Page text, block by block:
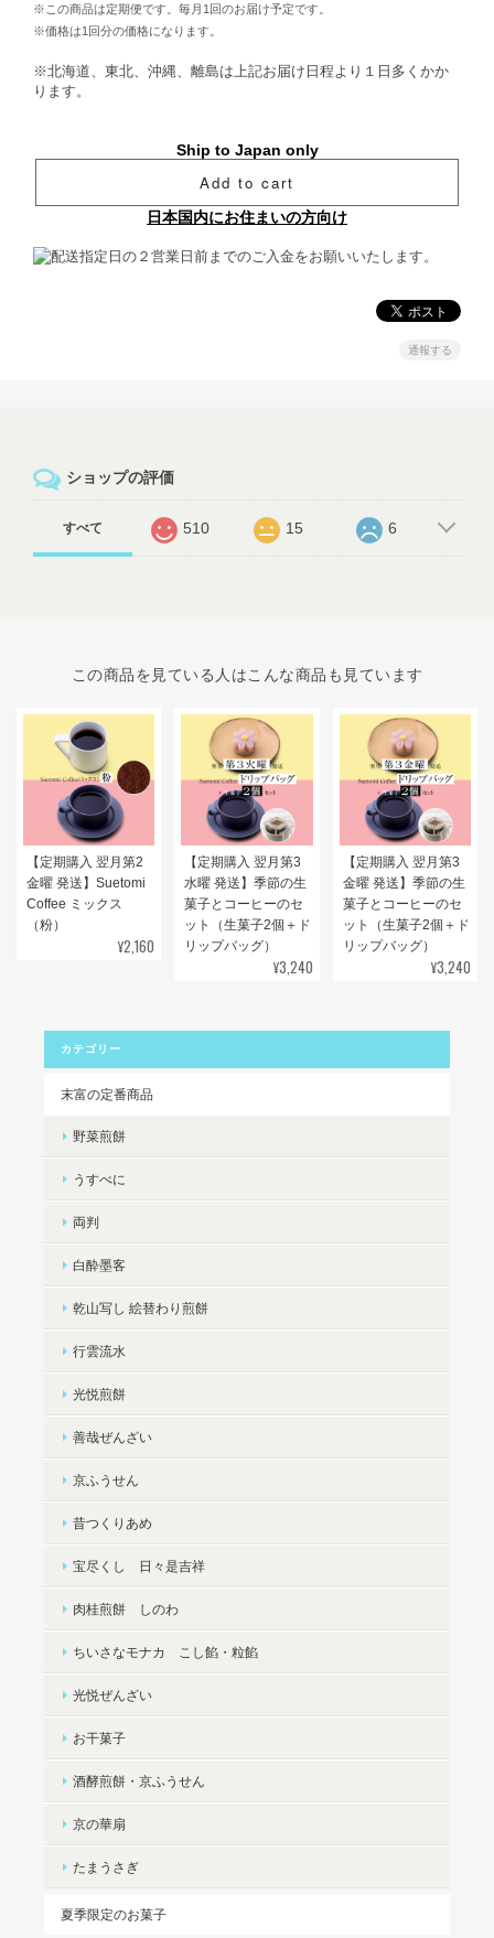
※この商品は定期便です。毎月1回のお届け予定です。
※価格は1回分の価格になります。
※北海道、東北、沖縄、離島は上記お届け日程より１日多くかか
ります。
Ship to Japan only
Add to cart
日本国内にお住まいの方向け
通報する
ショップの評価
すべて 510 15 6
この商品を見ている人はこんな商品も見ています
【定期購入 翌月第2
金曜 発送】Suetomi
Coffee ミックス
（粉）
¥2,160
【定期購入 翌月第3
水曜 発送】季節の生
菓子とコーヒーのセ
ット（生菓子2個＋ド
リップバッグ）
¥3,240
【定期購入 翌月第3
金曜 発送】季節の生
菓子とコーヒーのセ
ット（生菓子2個＋ド
リップバッグ）
¥3,240
カテゴリー
末富の定番商品
野菜煎餅
うすべに
両判
白酔墨客
乾山写し 絵替わり煎餅
行雲流水
光悦煎餅
善哉ぜんざい
京ふうせん
昔つくりあめ
宝尽くし 日々是吉祥
肉桂煎餅 しのわ
ちいさなモナカ こし餡・粒餡
光悦ぜんざい
お干菓子
酒酵煎餅・京ふうせん
京の華扇
たまうさぎ
夏季限定のお菓子